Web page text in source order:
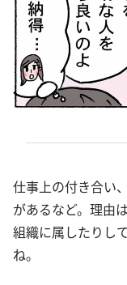
仕事上の付き合い
があるなど。理由
組織に属したりし
ね。